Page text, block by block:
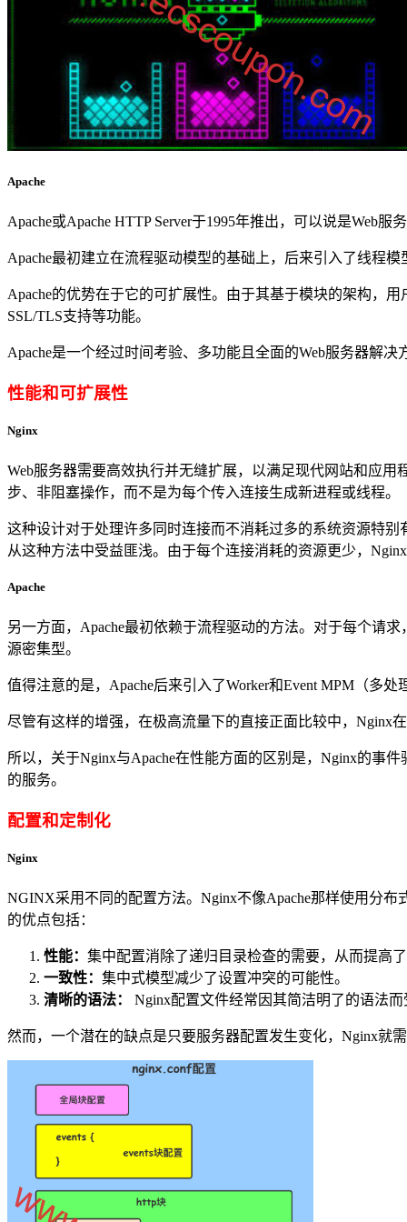
Apache
Apache或Apache HTTP Server于1995年推出，可以说是Web
Apache最初建立在流程驱动模型的基础上，后来引入了线程
Apache的优势在于它的可扩展性。由于其基于模块的架构，
SSL/TLS支持等功能。
Apache是一个经过时间考验、多功能且全面的Web服务器解
性能和可扩展性
Nginx
Web服务器需要高效执行并无缝扩展，以满足现代网站和应
步、非阻塞操作，而不是为每个传入连接生成新进程或线程。
这种设计对于处理许多同时连接而不消耗过多的系统资源特
从这种方法中受益匪浅。由于每个连接消耗的资源更少，
Apache
另一方面，Apache最初依赖于流程驱动的方法。对于每个请
源密集型。
值得注意的是，Apache后来引入了Worker和Event MPM（多
尽管有这样的增强，在极高流量下的直接正面比较中，Nginx
所以，关于Nginx与Apache在性能方面的区别是，Nginx的事
的服务。
配置和定制化
Nginx
NGINX采用不同的配置方法。Nginx不像Apache那样使用分布
的优点包括：
性能： 集中配置消除了递归目录检查的需要，从而提高
一致性： 集中式模型减少了设置冲突的可能性。
清晰的语法：
Nginx配置文件经常因其简洁明了的语法
然而，一个潜在的缺点是只要服务器配置发生变化，Nginx就